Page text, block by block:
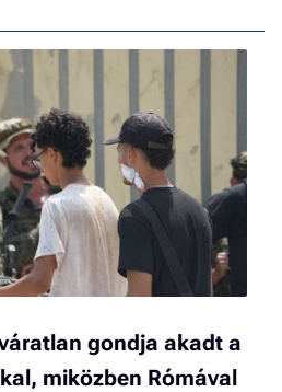
gondja akadt a
miközben Rómával